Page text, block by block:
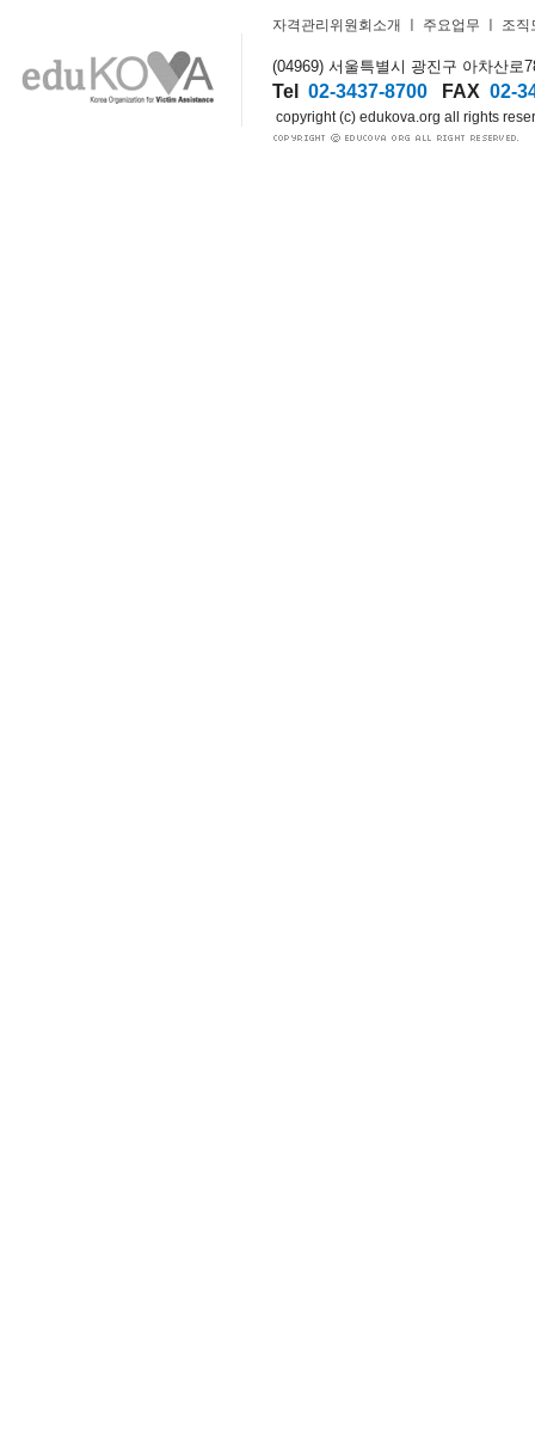
자격관리위원회소개 주요업무 조직
(04969) 서울특별시 광진구 아차산로
Tel 02-3437-8700 FAX 02-
copyright (c) edukova.org all rights